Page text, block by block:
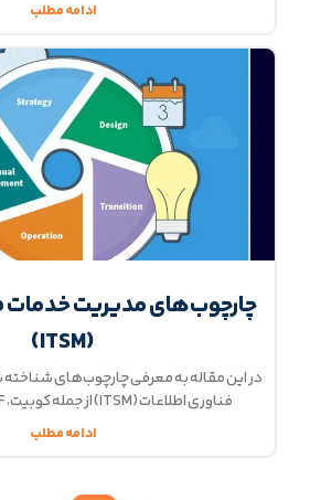
ادامه مطلب
چارچوب‌های مدیریت خدمات
(ITSM)
در این مقاله به معرفی چارچوب‌های
فناوری اطلاعات (ITSM) از جمله کوبیت، Six Sigma، MOF،
ادامه مطلب